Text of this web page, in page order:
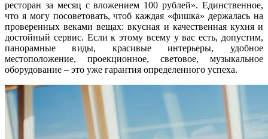
ресторан за месяц с вложением 100 рублей». Единственное,
что я могу посоветовать, чтоб каждая «фишка» держалась на
проверенных веками вещах: вкусная и качественная кухня и
достойный сервис. Если к этому всему у вас есть, допустим,
панорамные виды, красивые интерьеры, удобное
местоположение, проекционное, световое, музыкальное
оборудование – это уже гарантия определенного успеха.